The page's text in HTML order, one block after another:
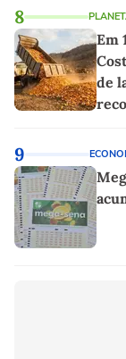
8
Em
de
9